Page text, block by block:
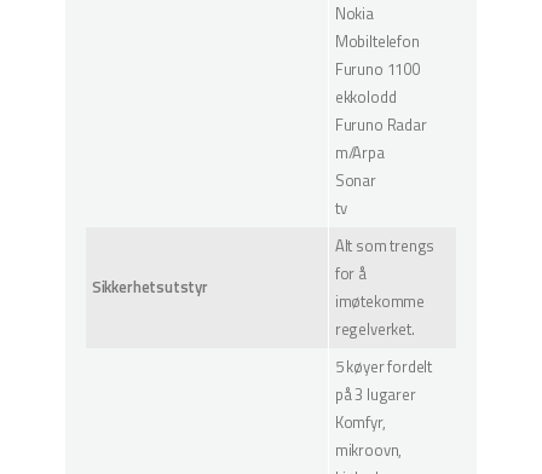
Nokia
Mobiltelefon
Furuno 1100
ekkolodd
Furuno Radar
m/Arpa
Sonar
tv
Sikkerhetsutstyr
Alt som trengs
for å
imøtekomme
regelverket.
5 køyer fordelt
på 3 lugarer
Komfyr,
mikroovn,